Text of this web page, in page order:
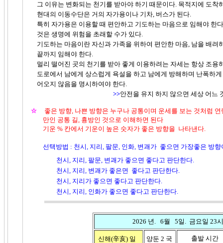
그 이유는 변화되는 천기를 받아야 하기 때문이다. 목적지에 도착
현대의 이동수단은 거의 자가용이나 기차, 버스가 된다.
특히 자가용은 이용할 때 편안하고 기도하는 마음으로 임해야 한
것은 생명에 위험을 초래할 수가 있다.
기도하는 마음이란 자신과 가족을 위하여 편안한 마음, 남을 배려
끝까지 임해야 한다.
멀리 떨어진 곳의 천기를 받아 좋게 이용하려는 자세는 항상 조용
도로에서 남에게 상스럽게 욕설을 하고 남에게 방해하며 난폭하게
어오지 않음을 명시하여야 한다.
>>안전을 유지 하지 않으면 세상 어느
☆
좋은 방향, 나쁜 방향은 누구나 공통이며 운세를 보는 것처럼
만인 공통 길, 흉방인 것으로 이해하면 된다
기운 % 칸에서 기운이 높은 숫자가 좋은 방향을 나타낸다.
선택방법 : 천시, 지리, 팔문, 인화, 변괘가 좋으면 가장좋은 방향
천시, 지리, 팔문, 변괘가 좋으면 좋다고 판단한다.
천시, 지리, 변괘가 좋은면 좋다고 판단한다.
천시, 지리가 좋으면 좋다고 판단한다.
천시, 지리, 인화가 좋으면 좋다고 판단한다.
2026 년. 6월 5일. 금요일 23시
신해(辛亥) 일 양둔 2 국
출발 시간